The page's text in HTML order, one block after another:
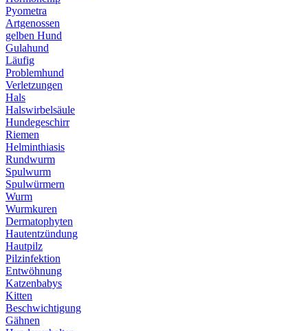
Pyometra
Artgenossen
gelben Hund
Gulahund
Läufig
Problemhund
Verletzungen
Hals
Halswirbelsäule
Hundegeschirr
Riemen
Helminthiasis
Rundwurm
Spulwurm
Spulwürmern
Wurm
Wurmkuren
Dermatophyten
Hautentzündung
Hautpilz
Pilzinfektion
Entwöhnung
Katzenbabys
Kitten
Beschwichtigung
Gähnen